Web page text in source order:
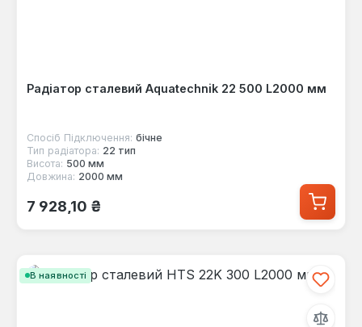
Радіатор сталевий Aquatechnik 22 500 L2000 мм
Спосіб Підключення: бічне
Тип радіатора: 22 тип
Висота: 500 мм
Довжина: 2000 мм
Звичайна ціна:
7 928,10 ₴
В наявності